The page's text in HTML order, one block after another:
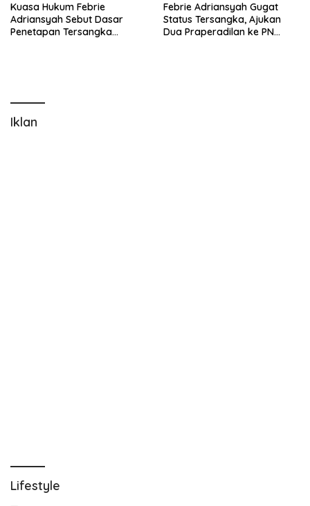
Kuasa Hukum Febrie
Adriansyah Sebut Dasar
Penetapan Tersangka
Febrie Adriansyah Gugat
Status Tersangka, Ajukan
Dua Praperadilan ke PN
Iklan
Lifestyle